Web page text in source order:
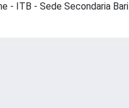
- ITB - Sede Secondaria Bari